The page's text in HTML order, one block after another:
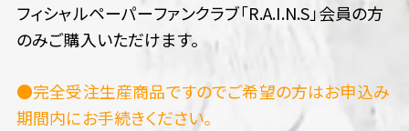
フィシャルペーパーファンクラブ「R.A.I.N.S」会員の方
のみご購入いただけます。
●完全受注生産商品ですのでご希望の方はお申込み
期間内にお手続きください。